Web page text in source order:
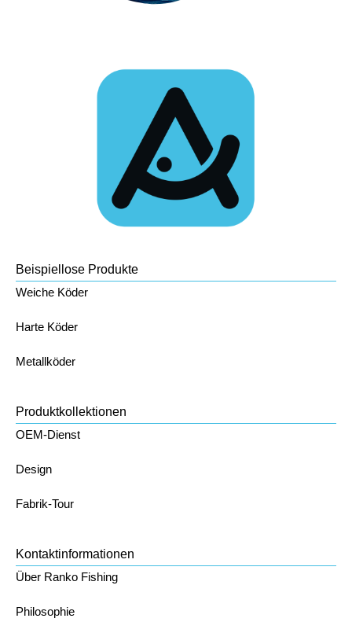
Beispiellose Produkte
Weiche Köder
Harte Köder
Metallköder
Produktkollektionen
OEM-Dienst
Design
Fabrik-Tour
Kontaktinformationen
Über Ranko Fishing
Philosophie